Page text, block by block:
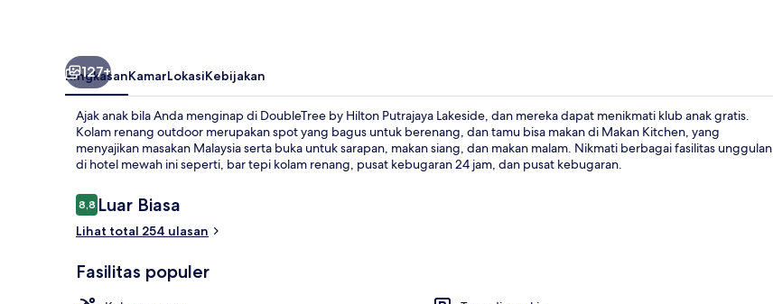
127+
RingkasanKamarLokasiKebijakan
Ajak anak bila Anda menginap di DoubleTree by Hilton Putrajaya Lakeside, dan mereka dapat menikmati klub anak gratis.
Kolam renang outdoor merupakan spot yang bagus untuk berenang, dan tamu bisa makan di Makan Kitchen, yang
menyajikan masakan Malaysia serta buka untuk sarapan, makan siang, dan makan malam. Nikmati berbagai fasilitas unggulan
di hotel mewah ini seperti, bar tepi kolam renang, pusat kebugaran 24 jam, dan pusat kebugaran.
Ulasan
8,88,8 dari 10
Luar Biasa
Lihat total 254 ulasan
Fasilitas populer